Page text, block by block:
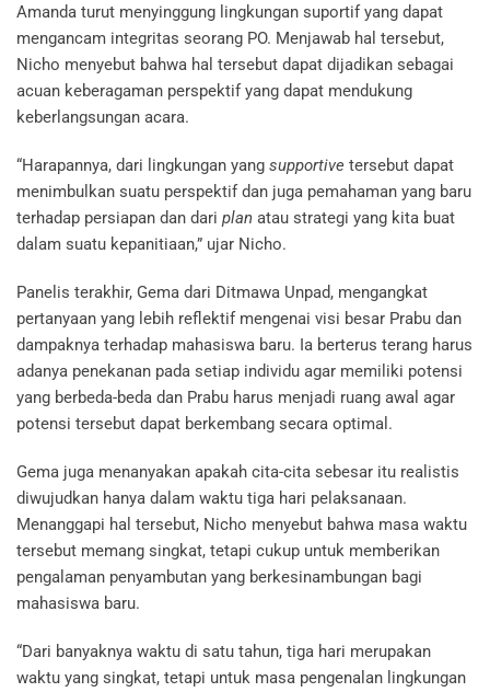
Amanda turut menyinggung lingkungan suportif yang dapat
mengancam integritas seorang PO. Menjawab hal tersebut,
Nicho menyebut bahwa hal tersebut dapat dijadikan sebagai
acuan keberagaman perspektif yang dapat mendukung
keberlangsungan acara.
“Harapannya, dari lingkungan yang supportive tersebut dapat
menimbulkan suatu perspektif dan juga pemahaman yang baru
terhadap persiapan dan dari plan atau strategi yang kita buat
dalam suatu kepanitiaan,” ujar Nicho.
Panelis terakhir, Gema dari Ditmawa Unpad, mengangkat
pertanyaan yang lebih reflektif mengenai visi besar Prabu dan
dampaknya terhadap mahasiswa baru. Ia berterus terang harus
adanya penekanan pada setiap individu agar memiliki potensi
yang berbeda-beda dan Prabu harus menjadi ruang awal agar
potensi tersebut dapat berkembang secara optimal.
Gema juga menanyakan apakah cita-cita sebesar itu realistis
diwujudkan hanya dalam waktu tiga hari pelaksanaan.
Menanggapi hal tersebut, Nicho menyebut bahwa masa waktu
tersebut memang singkat, tetapi cukup untuk memberikan
pengalaman penyambutan yang berkesinambungan bagi
mahasiswa baru.
“Dari banyaknya waktu di satu tahun, tiga hari merupakan
waktu yang singkat, tetapi untuk masa pengenalan lingkungan